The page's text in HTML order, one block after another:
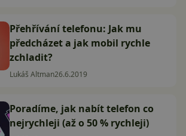
Přehřívání telefonu: Jak mu
předcházet a jak mobil rychle
zchladit?
Lukáš Altman26.6.2019
Poradíme, jak nabít telefon co
nejrychleji (až o 50 % rychleji)